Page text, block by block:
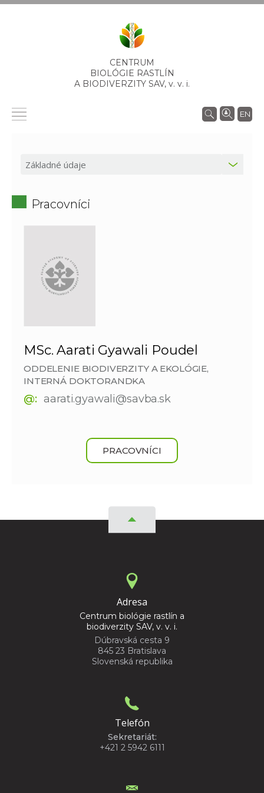
CENTRUM
BIOLÓGIE RASTLÍN
A BIODIVERZITY SAV, v. v. i.
EN
Pracovníci
MSc. Aarati Gyawali Poudel
ODDELENIE BIODIVERZITY A EKOLÓGIE,
INTERNÁ DOKTORANDKA
@: aarati.gyawali@savba.sk
PRACOVNÍCI
Adresa
Centrum biológie rastlín a
biodiverzity SAV, v. v. i.
Dúbravská cesta 9
845 23 Bratislava
Slovenská republika
Telefón
Sekretariát:
+421 2 5942 6111